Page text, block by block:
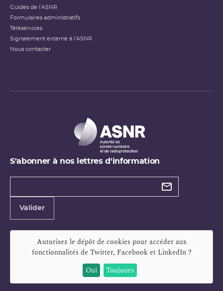
Guides de l'ASNR
Formulaires administratifs
Téléservices
Signalement externe à l'ASNR
Nous contacter
S'abonner à nos lettres d'information
Types de
Valider
Autorisez le dépôt de cookies pour accéder aux
fonctionnalités de Twitter, Facebook et LinkedIn?
Oui
Toujours